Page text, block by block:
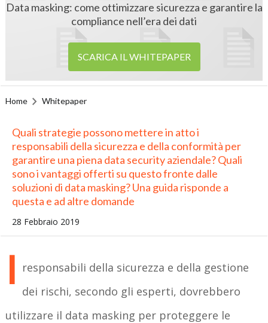
Data masking: come ottimizzare sicurezza e garantire la
compliance nell’era dei dati
SCARICA IL WHITEPAPER
Home Whitepaper
Quali strategie possono mettere in atto i
responsabili della sicurezza e della conformità per
garantire una piena data security aziendale? Quali
sono i vantaggi offerti su questo fronte dalle
soluzioni di data masking? Una guida risponde a
questa e ad altre domande
28 Febbraio 2019
I responsabili della sicurezza e della gestione
dei rischi, secondo gli esperti, dovrebbero
utilizzare il data masking per proteggere le